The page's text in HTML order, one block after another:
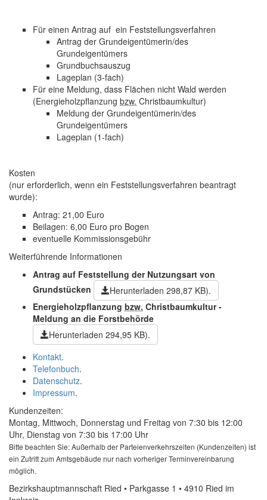
Für einen Antrag auf ein Feststellungsverfahren
Antrag der Grundeigentümerin/des
Grundeigentümers
Grundbuchsauszug
Lageplan (3-fach)
Für eine Meldung, dass Flächen nicht Wald werden
(Energieholzpflanzung bzw. Christbaumkultur)
Meldung der Grundeigentümerin/des
Grundeigentümers
Lageplan (1-fach)
Kosten
(nur erforderlich, wenn ein Feststellungsverfahren beantragt
wurde):
Antrag: 21,00 Euro
Beilagen: 6,00 Euro pro Bogen
eventuelle Kommissionsgebühr
Weiterführende Informationen
Antrag auf Feststellung der Nutzungsart von
Grundstücken
Herunterladen 298,87 KB).
Energieholzpflanzung bzw. Christbaumkultur -
Meldung an die Forstbehörde
Herunterladen 294,95 KB).
Kontakt.
Telefonbuch.
Datenschutz.
Impressum.
Kundenzeiten:
Montag, Mittwoch, Donnerstag und Freitag von 7:30 bis 12:00
Uhr, Dienstag von 7:30 bis 17:00 Uhr
Bitte beachten Sie: Außerhalb der Parteienverkehrszeiten (Kundenzeiten) ist
ein Zutritt zum Amtsgebäude nur nach vorheriger Terminvereinbarung
möglich.
Bezirkshauptmannschaft Ried • Parkgasse 1 • 4910 Ried im